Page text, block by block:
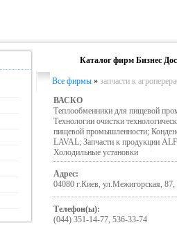
Каталог фирм Бизнес
Все фирмы » запчасти к
ВАСКО
Теплообменники для пищевой
Технологии очистки
пищевой промышленности;
LAVAL; Запчасти к продукции
Холодильные установки
Адрес:
04080 г.Киев, ул.Межигорская,
Телефон(ы):
(044) 351-14-77, 536-33-74